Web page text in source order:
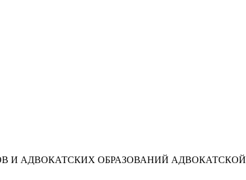
АДВОКАТСКИХ ОБРАЗОВАНИЙ